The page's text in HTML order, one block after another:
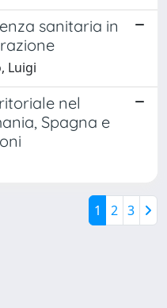
sanitaria in
Luigi
nel
Spagna e
1 2 3